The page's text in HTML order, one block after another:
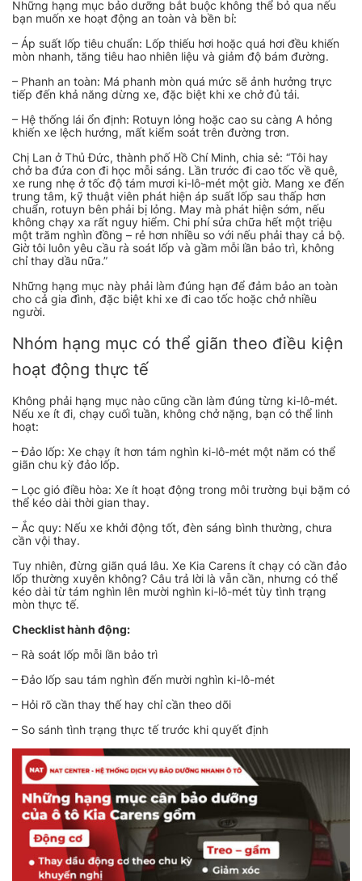
Những hạng mục bảo dưỡng bắt buộc không thể bỏ qua nếu
bạn muốn xe hoạt động an toàn và bền bỉ:
– Áp suất lốp tiêu chuẩn: Lốp thiếu hơi hoặc quá hơi đều khiến
mòn nhanh, tăng tiêu hao nhiên liệu và giảm độ bám đường.
– Phanh an toàn: Má phanh mòn quá mức sẽ ảnh hưởng trực
tiếp đến khả năng dừng xe, đặc biệt khi xe chở đủ tải.
– Hệ thống lái ổn định: Rotuyn lỏng hoặc cao su càng A hỏng
khiến xe lệch hướng, mất kiểm soát trên đường trơn.
Chị Lan ở Thủ Đức, thành phố Hồ Chí Minh, chia sẻ: “Tôi hay
chở ba đứa con đi học mỗi sáng. Lần trước đi cao tốc về quê,
xe rung nhẹ ở tốc độ tám mươi ki-lô-mét một giờ. Mang xe đến
trung tâm, kỹ thuật viên phát hiện áp suất lốp sau thấp hơn
chuẩn, rotuyn bên phải bị lỏng. May mà phát hiện sớm, nếu
không chạy xa rất nguy hiểm. Chi phí sửa chữa hết một triệu
một trăm nghìn đồng – rẻ hơn nhiều so với nếu phải thay cả bộ.
Giờ tôi luôn yêu cầu rà soát lốp và gầm mỗi lần bảo trì, không
chỉ thay dầu nữa.”
Những hạng mục này phải làm đúng hạn để đảm bảo an toàn
cho cả gia đình, đặc biệt khi xe đi cao tốc hoặc chở nhiều
người.
Nhóm hạng mục có thể giãn theo điều kiện
hoạt động thực tế
Không phải hạng mục nào cũng cần làm đúng từng ki-lô-mét.
Nếu xe ít đi, chạy cuối tuần, không chở nặng, bạn có thể linh
hoạt:
– Đảo lốp: Xe chạy ít hơn tám nghìn ki-lô-mét một năm có thể
giãn chu kỳ đảo lốp.
– Lọc gió điều hòa: Xe ít hoạt động trong môi trường bụi bặm có
thể kéo dài thời gian thay.
– Ắc quy: Nếu xe khởi động tốt, đèn sáng bình thường, chưa
cần vội thay.
Tuy nhiên, đừng giãn quá lâu. Xe Kia Carens ít chạy có cần đảo
lốp thường xuyên không? Câu trả lời là vẫn cần, nhưng có thể
kéo dài từ tám nghìn lên mười nghìn ki-lô-mét tùy tình trạng
mòn thực tế.
Checklist hành động:
– Rà soát lốp mỗi lần bảo trì
– Đảo lốp sau tám nghìn đến mười nghìn ki-lô-mét
– Hỏi rõ cần thay thế hay chỉ cần theo dõi
– So sánh tình trạng thực tế trước khi quyết định